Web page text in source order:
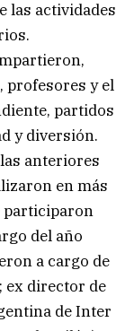
las actividades
profesores y el
partidos
y diversión.
anteriores
en más
participaron
del año
a cargo de
ex director de
de Inter